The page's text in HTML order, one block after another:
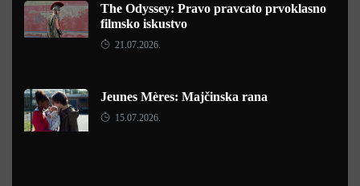
The Odyssey: Pravo pravcato prvoklasno
filmsko iskustvo
21.07.2026.
Jeunes Mères: Majčinska rana
15.07.2026.